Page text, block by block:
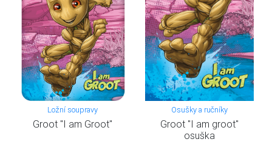
Ložní soupravy
Groot "I am Groot"
Osušky a ručníky
Groot "I am groot"
osuška